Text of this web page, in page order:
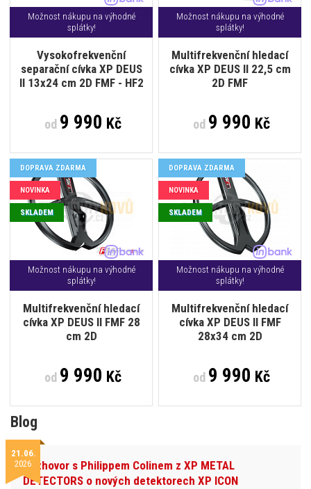
Možnost nákupu na výhodné
splátky!
Vysokofrekvenční
separační cívka XP DEUS
II 13x24 cm 2D FMF - HF2
od9 990 Kč
Možnost nákupu na výhodné
splátky!
Multifrekvenční hledací
cívka XP DEUS II 22,5 cm
2D FMF
od9 990 Kč
Možnost nákupu na výhodné
splátky!
Multifrekvenční hledací
cívka XP DEUS II FMF 28
cm 2D
DOPRAVA ZDARMA
NOVINKA
SKLADEM
od9 990 Kč
Možnost nákupu na výhodné
splátky!
Multifrekvenční hledací
cívka XP DEUS II FMF
28x34 cm 2D
DOPRAVA ZDARMA
NOVINKA
SKLADEM
od9 990 Kč
Blog
21.06.
2026Rozhovor s Philippem Colinem z XP METAL
DETECTORS o nových detektorech XP ICON